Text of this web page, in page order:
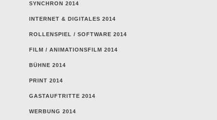
SYNCHRON 2014
INTERNET & DIGITALES 2014
ROLLENSPIEL / SOFTWARE 2014
FILM / ANIMATIONSFILM 2014
BÜHNE 2014
PRINT 2014
GASTAUFTRITTE 2014
WERBUNG 2014